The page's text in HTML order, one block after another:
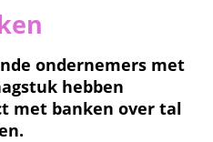
ondernemers met
hebben
met banken over tal